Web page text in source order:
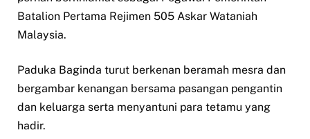
Batalion Pertama Rejimen 505 Askar Wataniah
Malaysia.
Paduka Baginda turut berkenan beramah mesra dan
bergambar kenangan bersama pasangan pengantin
dan keluarga serta menyantuni para tetamu yang
hadir.